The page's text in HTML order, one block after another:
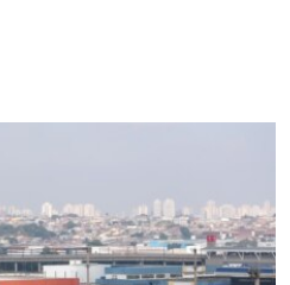
CỦA MỸ: QUÁ KHỨ VÀ HIỆN
TẠI DẢI GAZA
ĐƯỜNG